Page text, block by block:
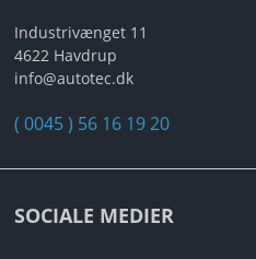
Industrivænget 11
4622 Havdrup
info@autotec.dk
( 0045 ) 56 16 19 20
SOCIALE MEDIER